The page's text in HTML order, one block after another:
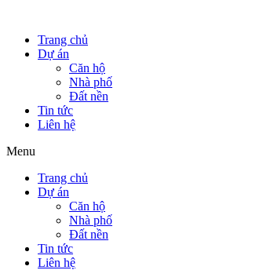
Trang chủ
Dự án
Căn hộ
Nhà phố
Đất nền
Tin tức
Liên hệ
Menu
Trang chủ
Dự án
Căn hộ
Nhà phố
Đất nền
Tin tức
Liên hệ